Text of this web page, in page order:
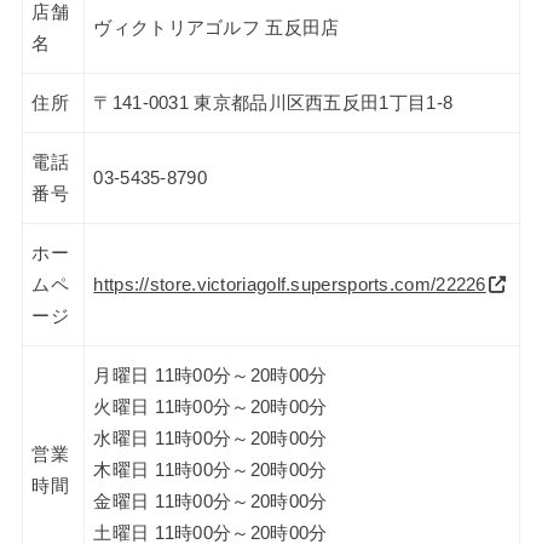
店舗
名
ヴィクトリアゴルフ 五反田店
住所 〒141-0031 東京都品川区西五反田1丁目1-8
電話
番号
03-5435-8790
ホー
ムペ
ージ
https://store.victoriagolf.supersports.com/22226
営業
時間
月曜日 11時00分～20時00分
火曜日 11時00分～20時00分
水曜日 11時00分～20時00分
木曜日 11時00分～20時00分
金曜日 11時00分～20時00分
土曜日 11時00分～20時00分